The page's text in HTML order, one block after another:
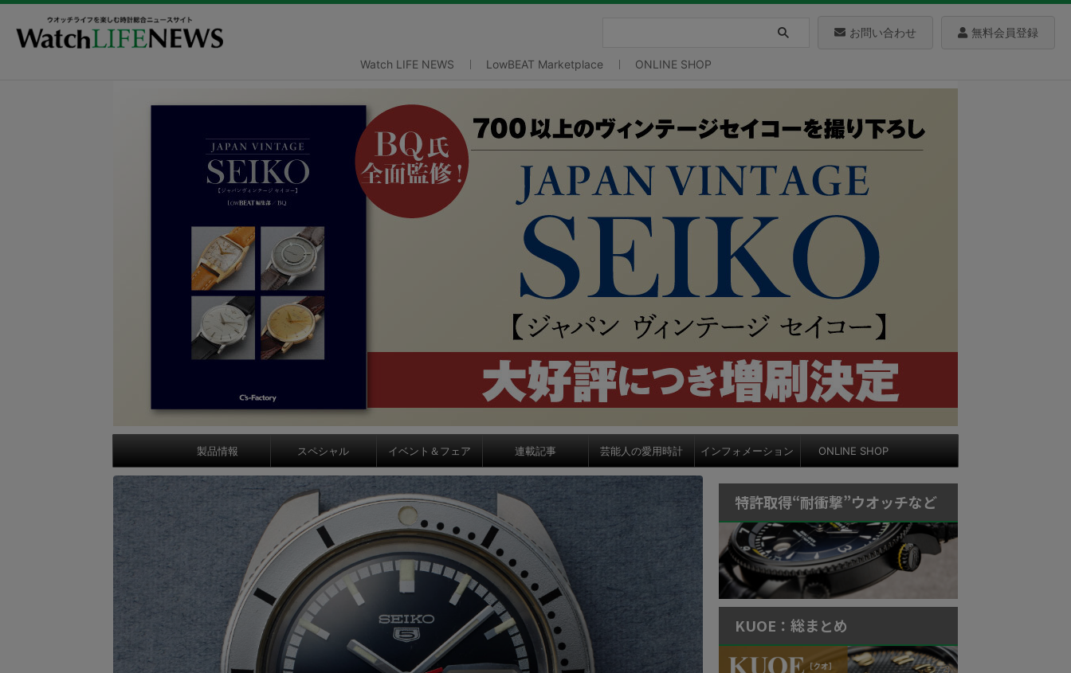
お問い合わせ 無料会員登録
Watch LIFE NEWS LowBEAT Marketplace ONLINE SHOP
製品情報 スペシャル イベント＆フェア 連載記事 芸能人の愛用時計 インフォメーション ONLINE SHOP
特許取得“耐衝撃”ウオッチなど
KUOE：総まとめ